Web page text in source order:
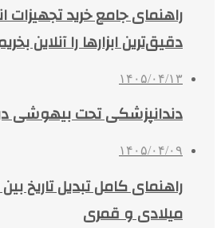
راهنمای جامع خرید تجهیزات
دقیق‌ترین ابزارها را آنلاین
۱۴۰۵/۰۴/۱۳
دندانپزشکی تحت بیهوشی
۱۴۰۵/۰۴/۰۹
راهنمای کامل تبدیل تاریخ
میلادی و قمری